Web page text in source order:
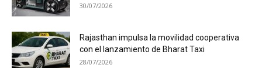
30/07/2026
Rajasthan impulsa la movilidad cooperativa
con el lanzamiento de Bharat Taxi
28/07/2026